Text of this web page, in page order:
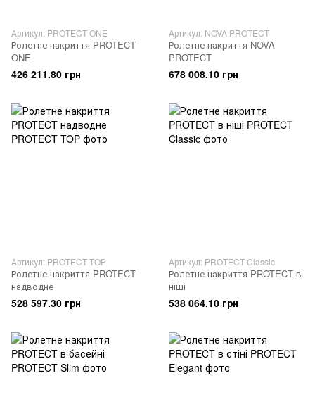
Артикул: PROTECT ONE
Ролетне накриття PROTECT
ONE
426 211.80 грн
Артикул: NOVA PROTECT
Ролетне накриття NOVA
PROTECT
678 008.10 грн
Артикул: PROTECT TOP
Ролетне накриття PROTECT
надводне
528 597.30 грн
Артикул: PROTECT Classic
Ролетне накриття PROTECT в
ніші
538 064.10 грн